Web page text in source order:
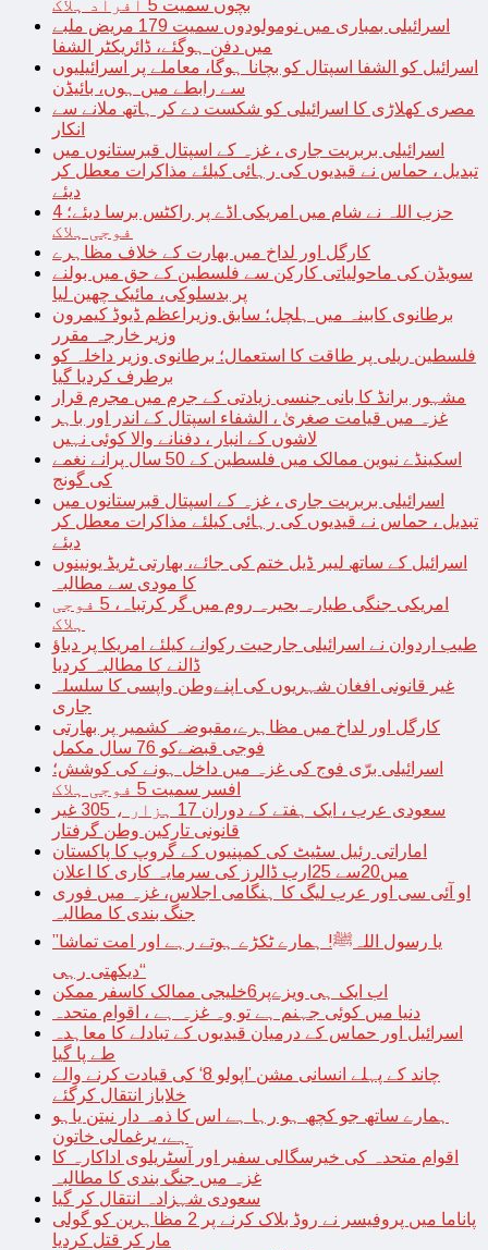
بچوں سمیت 5 افراد ہلاک
اسرائیلی بمباری میں نومولودوں سمیت 179 مریض ملبے
میں دفن ہوگئے، ڈائریکٹر الشفا
اسرائیل کو الشفا اسپتال کو بچانا ہوگا، معاملے پر اسرائیلیوں
سے رابطے میں ہوں، بائیڈن
مصری کھلاڑی کا اسرائیلی کو شکست دے کر ہاتھ ملانے سے
انکار
اسرائیلی بربریت جاری ، غزہ کے اسپتال قبرستانوں میں
تبدیل ، حماس نے قیدیوں کی رہائی کیلئے مذاکرات معطل کر
دیئے
حزب اللہ نے شام میں امریکی اڈے پر راکٹس برسا دیئے؛ 4
فوجی ہلاک
کارگل اور لداخ میں بھارت کے خلاف مظاہرے
سویڈن کی ماحولیاتی کارکن سے فلسطین کے حق میں بولنے
پر بدسلوکی، مائیک چھین لیا
برطانوی کابینہ میں ہلچل؛ سابق وزیراعظم ڈیوڈ کیمرون
وزیر خارجہ مقرر
فلسطین ریلی پر طاقت کا استعمال؛ برطانوی وزیر داخلہ کو
برطرف کردیا گیا
مشہور برانڈ کا بانی جنسی زیادتی کے جرم میں مجرم قرار
غزہ میں قیامت صغریٰ ، الشفاء اسپتال کے اندر اور باہر
لاشوں کے انبار ، دفنانے والا کوئی نہیں
اسکینڈے نیوین ممالک میں فلسطین کے 50 سال پرانے نغمے
کی گونج
اسرائیلی بربریت جاری ، غزہ کے اسپتال قبرستانوں میں
تبدیل ، حماس نے قیدیوں کی رہائی کیلئے مذاکرات معطل کر
دیئے
اسرائیل کے ساتھ لیبر ڈیل ختم کی جائے، بھارتی ٹریڈ یونینوں
کا مودی سے مطالبہ
امریکی جنگی طیارہ بحیرہ روم میں گر کرتباہ، 5 فوجی
ہلاک
طیب اردوان نے اسرائیلی جارحیت رکوانے کیلئے امریکا پر دباؤ
ڈالنے کا مطالبہ کردیا
غیر قانونی افغان شہریوں کی اپنےوطن واپسی کا سلسلہ
جاری
کارگل اور لداخ میں مظاہرے،مقبوضہ کشمیر پر بھارتی
فوجی قبضےکو 76 سال مکمل
اسرائیلی برّی فوج کی غزہ میں داخل ہونے کی کوشش؛
افسر سمیت 5 فوجی ہلاک
سعودی عرب ، ایک ہفتے کے دوران 17 ہزار ، 305 غیر
قانونی تارکین وطن گرفتار
اماراتی رئیل سٹیٹ کی کمپنیوں کے گروپ کا پاکستان
میں20سے 25ارب ڈالرز کی سرمایہ کاری کا اعلان
او آئی سی اور عرب لیگ کا ہنگامی اجلاس، غزہ میں فوری
جنگ بندی کا مطالبہ
’’یا رسول اللہﷺ! ہمارے ٹکڑے ہوتے رہے اور امت تماشا
دیکھتی رہی‘‘
اب ایک ہی ویزےپر6خلیجی ممالک کاسفر ممکن
دنیا میں کوئی جہنم ہے تو وہ غزہ ہے ، اقوام متحدہ
اسرائیل اور حماس کے درمیان قیدیوں کے تبادلے کا معاہدہ
طے پا گیا
چاند کے پہلے انسانی مشن ’اپولو 8‘ کی قیادت کرنے والے
خلاباز انتقال کرگئے
ہمارے ساتھ جو کچھ ہو رہا ہے اس کا ذمہ دار نیتن یاہو
ہے، یرغمالی خاتون
اقوام متحدہ کی خیرسگالی سفیر اور آسٹریلوی اداکارہ کا
غزہ میں جنگ بندی کا مطالبہ
سعودی شہزادہ انتقال کر گیا
پاناما میں پروفیسر نے روڈ بلاک کرنے پر 2 مظاہرین کو گولی
مار کر قتل کردیا